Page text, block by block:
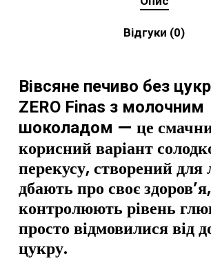
Відгуки (0)
Вівсяне печиво без
ZERO Finas з молочним
шоколадом — це
корисний варіант
перекусу, створений для
дбають про своє здоров’я,
контролюють рівень
просто відмовилися від
цукру.